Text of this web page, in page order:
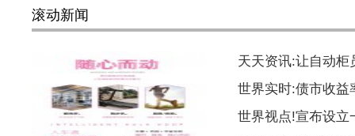
滚动新闻
天天资讯:让自动柜
世界实时:债市收益
世界视点!宣布设立